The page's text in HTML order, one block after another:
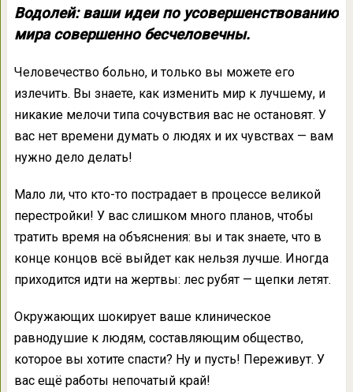
Водолей: ваши идеи по усовершенствованию
мира совершенно бесчеловечны.
Человечество больно, и только вы можете его
излечить. Вы знаете, как изменить мир к лучшему, и
никакие мелочи типа сочувствия вас не остановят. У
вас нет времени думать о людях и их чувствах — вам
нужно дело делать!
Мало ли, что кто-то пострадает в процессе великой
перестройки! У вас слишком много планов, чтобы
тратить время на объяснения: вы и так знаете, что в
конце концов всё выйдет как нельзя лучше. Иногда
приходится идти на жертвы: лес рубят — щепки летят.
Окружающих шокирует ваше клиническое
равнодушие к людям, составляющим общество,
которое вы хотите спасти? Ну и пусть! Переживут. У
вас ещё работы непочатый край!